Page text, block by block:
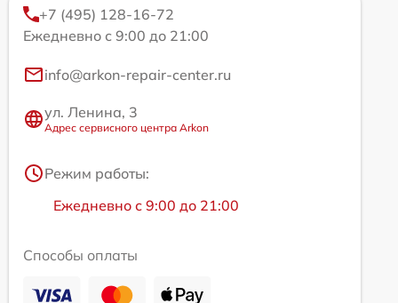
+7 (495) 128-16-72
Ежедневно с 9:00 до 21:00
info@arkon-repair-center.ru
ул. Ленина, 3
Адрес сервисного центра Arkon
Режим работы:
Ежедневно с 9:00 до 21:00
Способы оплаты